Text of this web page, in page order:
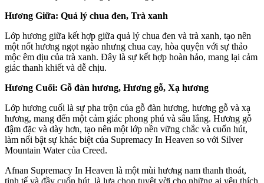
Hương Giữa: Quả lý chua đen, Trà xanh
Lớp hương giữa kết hợp giữa quả lý chua đen và trà xanh, tạo nên
một nốt hương ngọt ngào nhưng chua cay, hòa quyện với sự thảo
mộc êm dịu của trà xanh. Đây là sự kết hợp hoàn hảo, mang lại cảm
giác thanh khiết và dễ chịu.
Hương Cuối: Gỗ đàn hương, Hương gỗ, Xạ hương
Lớp hương cuối là sự pha trộn của gỗ đàn hương, hương gỗ và xạ
hương, mang đến một cảm giác phong phú và sâu lắng. Hương gỗ
đậm đặc và dày hơn, tạo nên một lớp nền vững chắc và cuốn hút,
làm nổi bật sự khác biệt của Supremacy In Heaven so với Silver
Mountain Water của Creed.
Afnan Supremacy In Heaven là một mùi hương nam thanh thoát,
tinh tế và đầy cuốn hút, là lựa chọn tuyệt vời cho những ai yêu thích